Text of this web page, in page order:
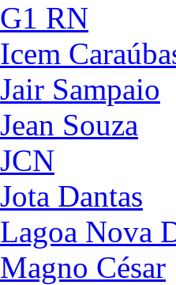
G1 RN
Icem
Jair Sampaio
Jean Souza
JCN
Jota Dantas
Lagoa Nova
Magno César